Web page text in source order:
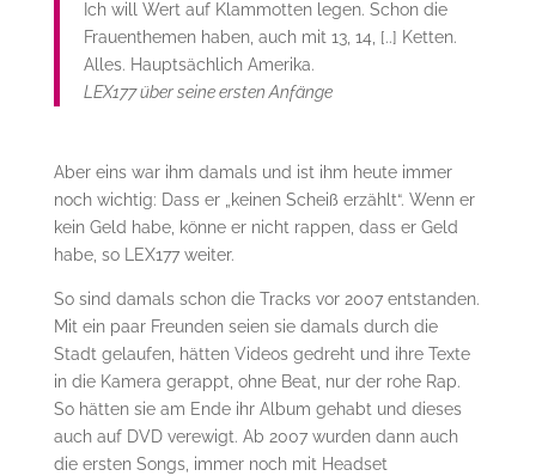
Ich will Wert auf Klammotten legen. Schon die
Frauenthemen haben, auch mit 13, 14, [..] Ketten.
Alles. Hauptsächlich Amerika.
LEX177 über seine ersten Anfänge
Aber eins war ihm damals und ist ihm heute immer
noch wichtig: Dass er „keinen Scheiß erzählt“. Wenn er
kein Geld habe, könne er nicht rappen, dass er Geld
habe, so LEX177 weiter.
So sind damals schon die Tracks vor 2007 entstanden.
Mit ein paar Freunden seien sie damals durch die
Stadt gelaufen, hätten Videos gedreht und ihre Texte
in die Kamera gerappt, ohne Beat, nur der rohe Rap.
So hätten sie am Ende ihr Album gehabt und dieses
auch auf DVD verewigt. Ab 2007 wurden dann auch
die ersten Songs, immer noch mit Headset